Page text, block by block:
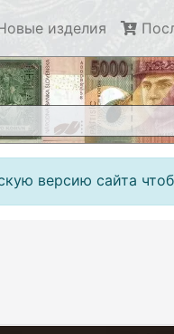
изделия
версию сайта